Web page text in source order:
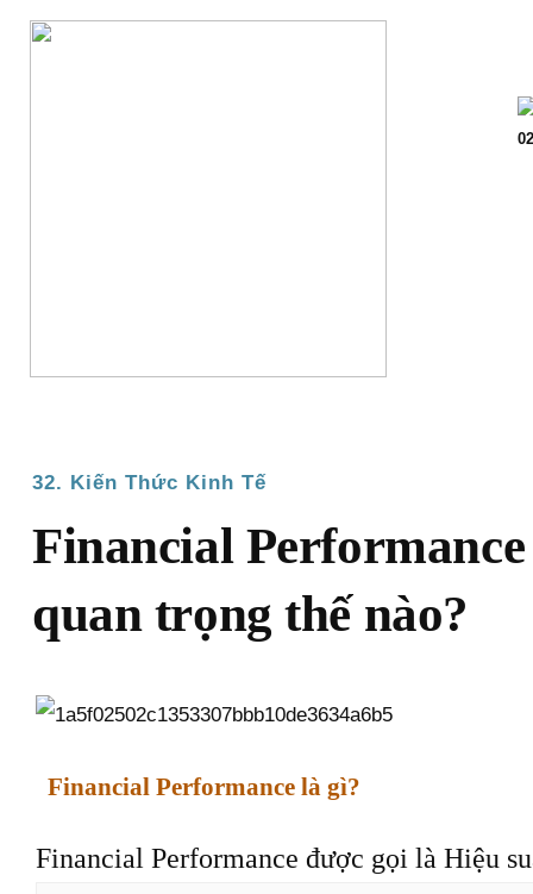
32. Kiến Thức Kinh Tế
Financial
quan trọng thế nào?
Financial Performance là gì?
Financial Performance được gọi là Hiệu